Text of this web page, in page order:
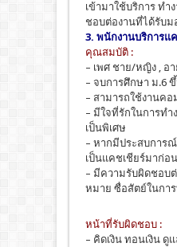
เข้ามาใช้บริการ ทำ
ชอบต่องานที่ได้รับม
3. พนักงานบริการแ
คุณสมบัติ :
– เพศ ชาย/หญิง , อ
– จบการศึกษา ม.6
– สามารถใช้งานค
– มีใจที่รักในการทำ
เป็นพิเศษ
– หากมีประสบการ
เป็นแคชเชียร์มาก่อ
– มีความรับผิดชอบ
หมาย ซื่อสัตย์ในกา
หน้าที่รับผิดชอบ :
– คิดเงิน ทอนเงิน ดู